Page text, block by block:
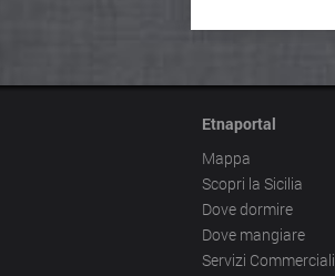
Etnaportal
Mappa
Scopri la Sicilia
Dove dormire
Dove mangiare
Servizi Commerciali